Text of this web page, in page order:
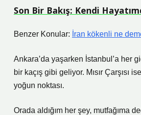
Son Bir Bakış: Kendi
Benzer Konular: İran kökenli ne
Ankara’da yaşarken İstanbul’a her
bir kaçış gibi geliyor. Mısır Çarşısı
yoğun noktası.
Orada aldığım her şey, mutfağıma